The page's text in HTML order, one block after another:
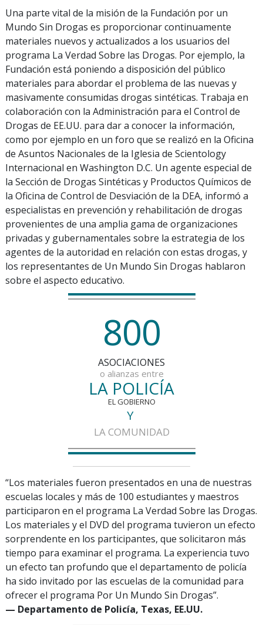
Una parte vital de la misión de la Fundación por un
Mundo Sin Drogas es proporcionar continuamente
materiales nuevos y actualizados a los usuarios del
programa La Verdad Sobre las Drogas. Por ejemplo, la
Fundación está poniendo a disposición del público
materiales para abordar el problema de las nuevas y
masivamente consumidas drogas sintéticas. Trabaja en
colaboración con la Administración para el Control de
Drogas de EE.UU. para dar a conocer la información,
como por ejemplo en un foro que se realizó en la Oficina
de Asuntos Nacionales de la Iglesia de Scientology
Internacional en Washington D.C. Un agente especial de
la Sección de Drogas Sintéticas y Productos Químicos de
la Oficina de Control de Desviación de la DEA, informó a
especialistas en prevención y rehabilitación de drogas
provenientes de una amplia gama de organizaciones
privadas y gubernamentales sobre la estrategia de los
agentes de la autoridad en relación con estas drogas, y
los representantes de Un Mundo Sin Drogas hablaron
sobre el aspecto educativo.
800
ASOCIACIONES
o alianzas entre
LA POLICÍA
EL GOBIERNO
Y
LA COMUNIDAD
“Los materiales fueron presentados en una de nuestras
escuelas locales y más de 100 estudiantes y maestros
participaron en el programa La Verdad Sobre las Drogas.
Los materiales y el DVD del programa tuvieron un efecto
sorprendente en los participantes, que solicitaron más
tiempo para examinar el programa. La experiencia tuvo
un efecto tan profundo que el departamento de policía
ha sido invitado por las escuelas de la comunidad para
ofrecer el programa Por Un Mundo Sin Drogas”.
— Departamento de Policía, Texas, EE.UU.